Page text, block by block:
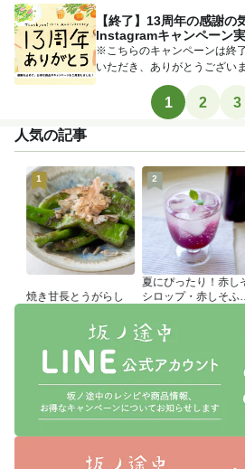
【終了】13周年の感謝の
Instagramキャンペーン実
※こちらのキャンペーンは終了いたし
いただき、ありがとうござい
1 2 3
人気の記事
1
焼き甘長とうがらし
2
夏にぴったり！赤し
シロップ・赤しそふ